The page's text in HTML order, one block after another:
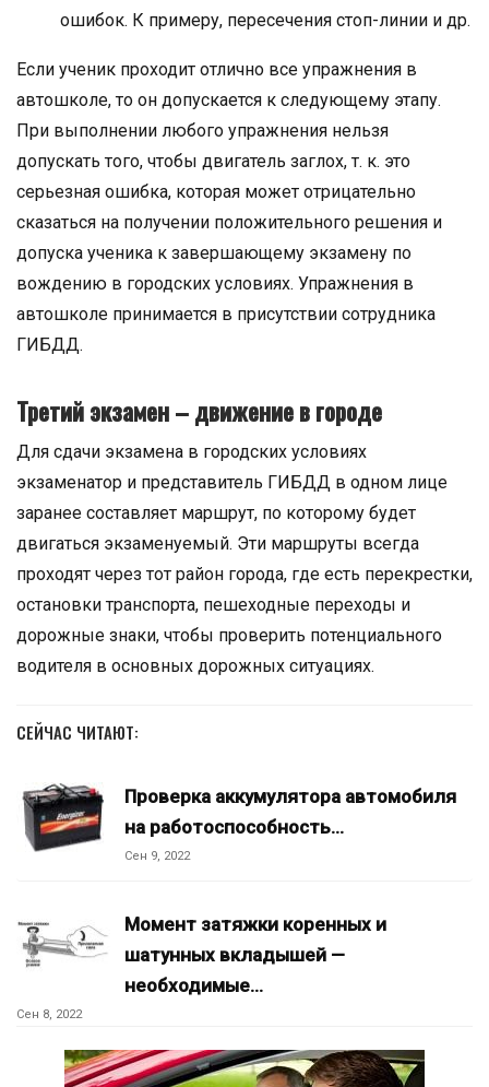
ошибок. К примеру, пересечения стоп-линии и др.
Если ученик проходит отлично все упражнения в
автошколе, то он допускается к следующему этапу.
При выполнении любого упражнения нельзя
допускать того, чтобы двигатель заглох, т. к. это
серьезная ошибка, которая может отрицательно
сказаться на получении положительного решения и
допуска ученика к завершающему экзамену по
вождению в городских условиях. Упражнения в
автошколе принимается в присутствии сотрудника
ГИБДД.
Третий экзамен – движение в городе
Для сдачи экзамена в городских условиях
экзаменатор и представитель ГИБДД в одном лице
заранее составляет маршрут, по которому будет
двигаться экзаменуемый. Эти маршруты всегда
проходят через тот район города, где есть перекрестки,
остановки транспорта, пешеходные переходы и
дорожные знаки, чтобы проверить потенциального
водителя в основных дорожных ситуациях.
СЕЙЧАС ЧИТАЮТ:
Проверка аккумулятора автомобиля
на работоспособность…
Сен 9, 2022
Момент затяжки коренных и
шатунных вкладышей —
необходимые…
Сен 8, 2022